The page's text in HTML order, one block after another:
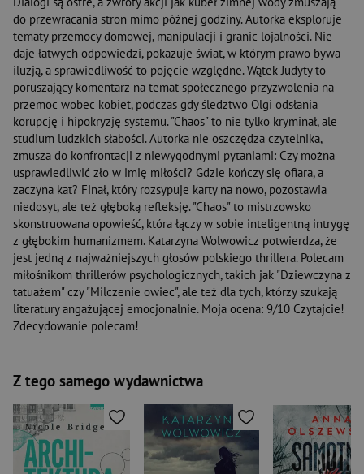
do przewracania stron mimo późnej godziny. Autorka eksploruje
tematy przemocy domowej, manipulacji i granic lojalności. Nie
daje łatwych odpowiedzi, pokazuje świat, w którym prawo bywa
iluzją, a sprawiedliwość to pojęcie względne. Wątek Judyty to
poruszający komentarz na temat społecznego przyzwolenia na
przemoc wobec kobiet, podczas gdy śledztwo Olgi odsłania
korupcję i hipokryzję systemu. "Chaos" to nie tylko kryminał, ale
studium ludzkich słabości. Autorka nie oszczędza czytelnika,
zmusza do konfrontacji z niewygodnymi pytaniami: Czy można
usprawiedliwić zło w imię miłości? Gdzie kończy się ofiara, a
zaczyna kat? Finał, który rozsypuje karty na nowo, pozostawia
niedosyt, ale też głęboką refleksję. "Chaos" to mistrzowsko
skonstruowana opowieść, która łączy w sobie inteligentną intrygę
z głębokim humanizmem. Katarzyna Wolwowicz potwierdza, że
jest jedną z najważniejszych głosów polskiego thrillera. Polecam
miłośnikom thrillerów psychologicznych, takich jak "Dziewczyna z
tatuażem" czy "Milczenie owiec", ale też dla tych, którzy szukają
literatury angażującej emocjonalnie. Moja ocena: 9/10 Czytajcie!
Zdecydowanie polecam!
Z tego samego wydawnictwa